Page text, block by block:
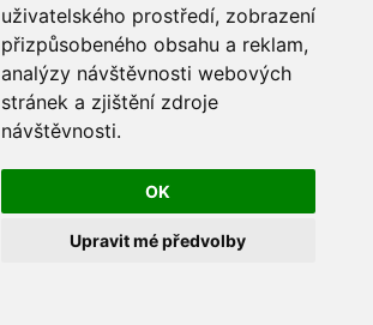
uživatelského prostředí, zobrazení
přizpůsobeného obsahu a reklam,
analýzy návštěvnosti webových
stránek a zjištění zdroje
návštěvnosti.
OK
Upravit mé předvolby